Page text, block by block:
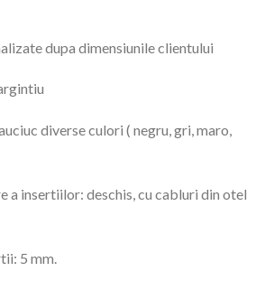
dupa dimensiunile clientului
diverse culori ( negru, gri, maro,
a insertiilor: deschis, cu cabluri din otel
5 mm.